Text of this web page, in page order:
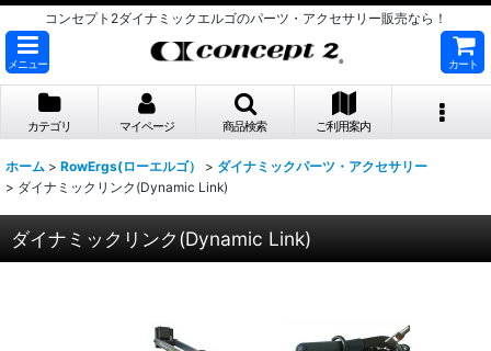
コンセプト2ダイナミックエルゴのパーツ・アクセサリー販売なら！
メニュー カート
カテゴリ マイページ 商品検索 ご利用案内
ホーム > RowErgs(ローエルゴ） > ダイナミックパーツ・アクセサリー
> ダイナミックリンク(Dynamic Link)
ダイナミックリンク(Dynamic Link)